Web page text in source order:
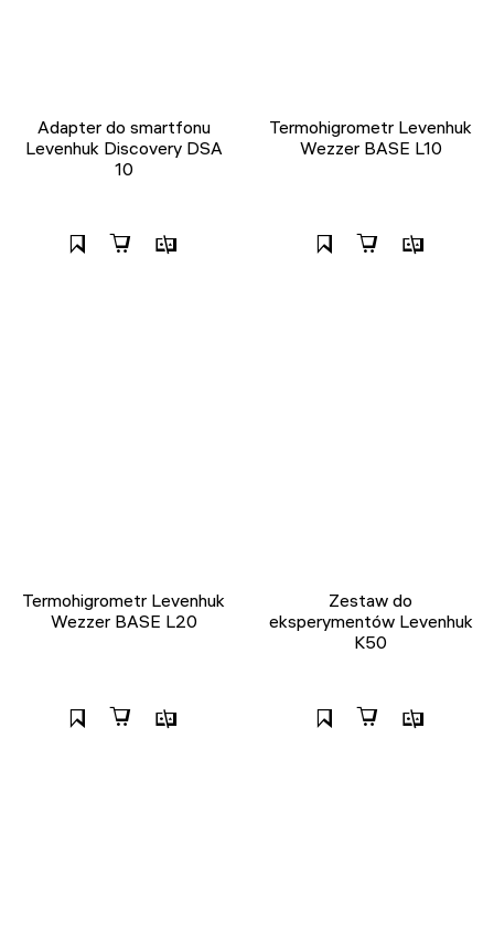
Adapter do smartfonu
Levenhuk Discovery DSA
10
Termohigrometr Levenhuk
Wezzer BASE L10
Termohigrometr Levenhuk
Wezzer BASE L20
Zestaw do
eksperymentów Levenhuk
K50